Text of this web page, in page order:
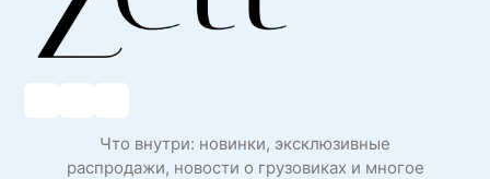
Что внутри: новинки, эксклюзивные
распродажи, новости о грузовиках и многое